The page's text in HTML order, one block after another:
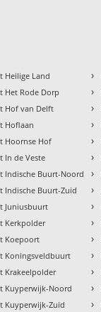
Heilige Land
Het Rode Dorp
Hof van Delft
Hoflaan
Hoornse Hof
In de Veste
Indische Buurt-Noord
Indische Buurt-Zuid
Juniusbuurt
Kerkpolder
Koepoort
Koningsveldbuurt
Krakeelpolder
Kuyperwijk-Noord
Kuyperwijk-Zuid
›
›
›
›
›
›
›
›
›
›
›
›
›
›
›